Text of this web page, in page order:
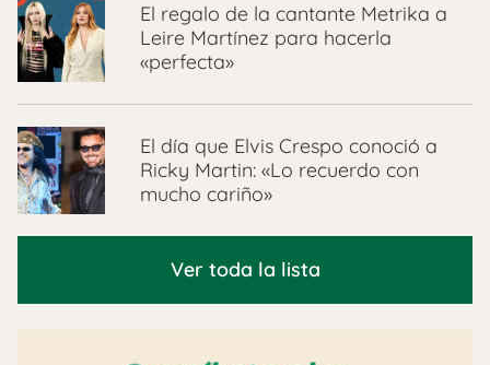
El regalo de la cantante Metrika a
Leire Martínez para hacerla
«perfecta»
El día que Elvis Crespo conoció a
Ricky Martin: «Lo recuerdo con
mucho cariño»
Ver toda la lista